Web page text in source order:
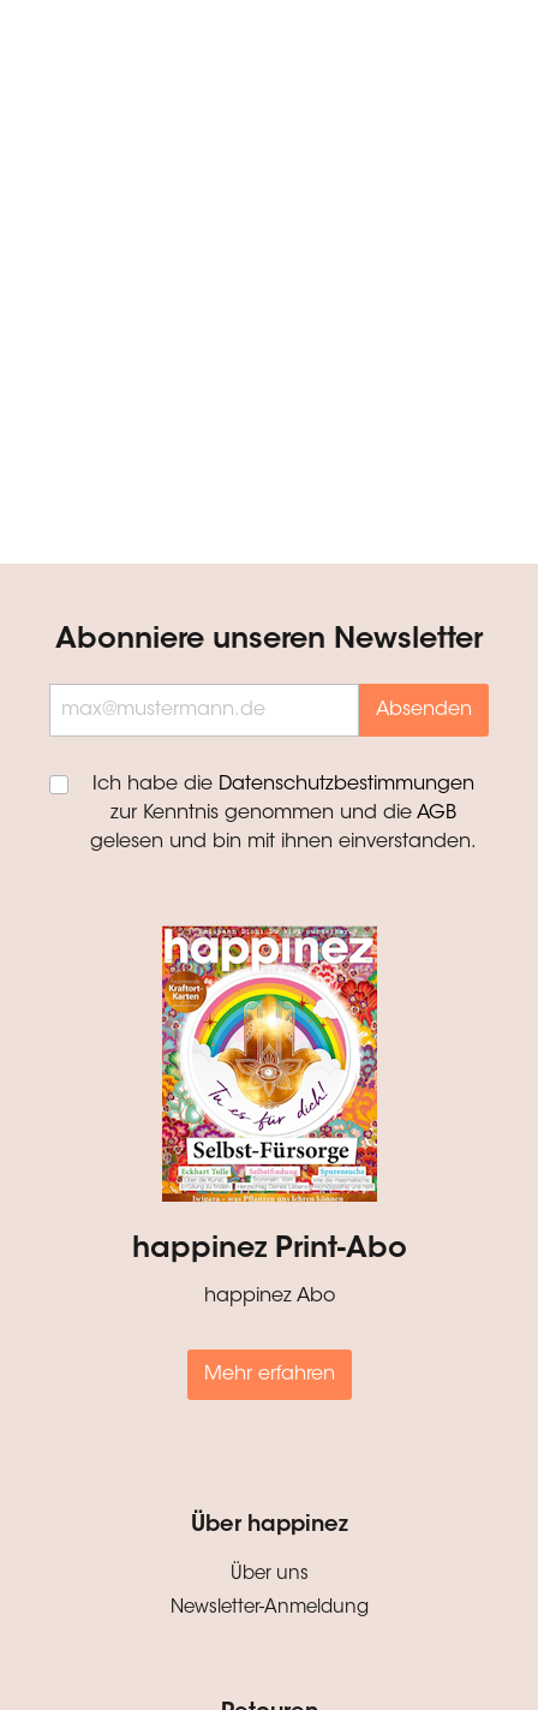
Abonniere unseren Newsletter
Absenden
Ich habe die Datenschutzbestimmungen
zur Kenntnis genommen und die AGB
gelesen und bin mit ihnen einverstanden.
happinez Print-Abo
happinez Abo
Mehr erfahren
Über happinez
Über uns
Newsletter-Anmeldung